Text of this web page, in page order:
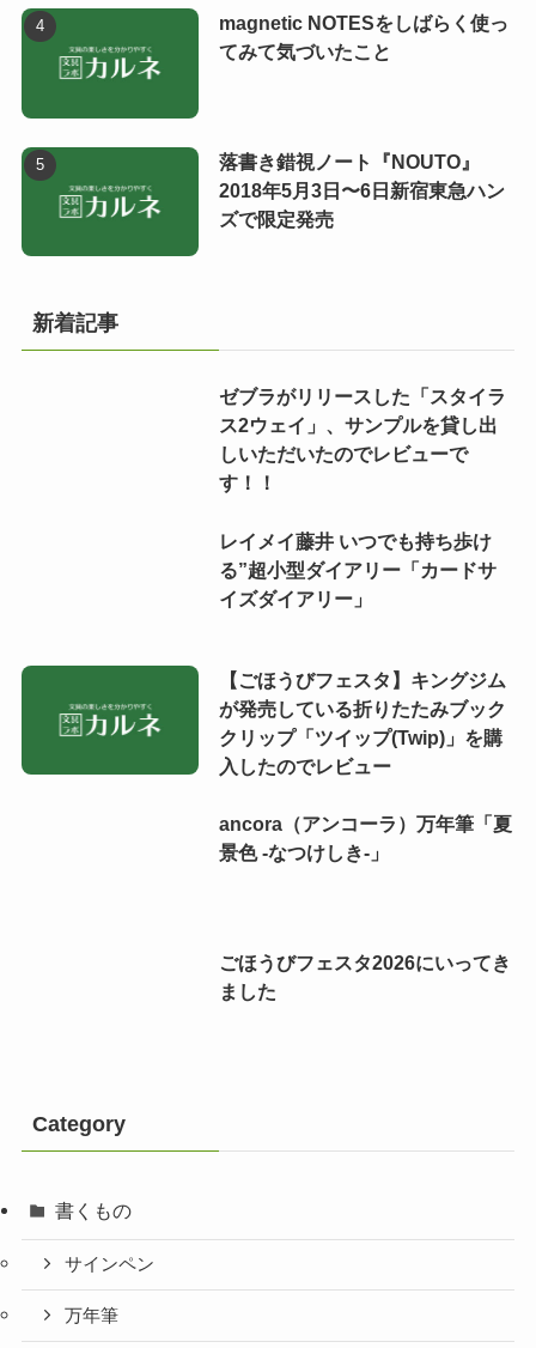
magnetic NOTESをしばらく使っ
てみて気づいたこと
落書き錯視ノート『NOUTO』
2018年5月3日〜6日新宿東急ハン
ズで限定発売
新着記事
ゼブラがリリースした「スタイラ
ス2ウェイ」、サンプルを貸し出
しいただいたのでレビューで
す！！
レイメイ藤井 いつでも持ち歩け
る”超小型ダイアリー「カードサ
イズダイアリー」
【ごほうびフェスタ】キングジム
が発売している折りたたみブック
クリップ「ツイップ(Twip)」を購
入したのでレビュー
ancora（アンコーラ）万年筆「夏
景色 -なつけしき-」
ごほうびフェスタ2026にいってき
ました
Category
書くもの
サインペン
万年筆